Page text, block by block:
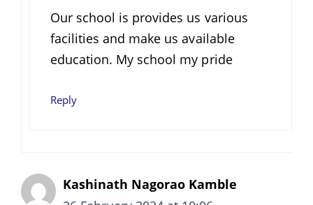
Our school is provides us various
facilities and make us available
education. My school my pride
Reply
Kashinath Nagorao Kamble